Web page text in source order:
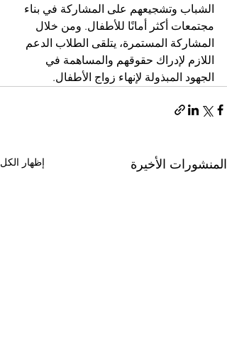
الشباب وتشجيعهم على المشاركة في بناء
مجتمعات أكثر أمانًا للأطفال. ومن خلال
المشاركة المستمرة، يتلقى الطلاب الدعم
اللازم لإدراك حقوقهم والمساهمة في
الجهود المبذولة لإنهاء زواج الأطفال.
المنشورات الأخيرة إظهار الكل